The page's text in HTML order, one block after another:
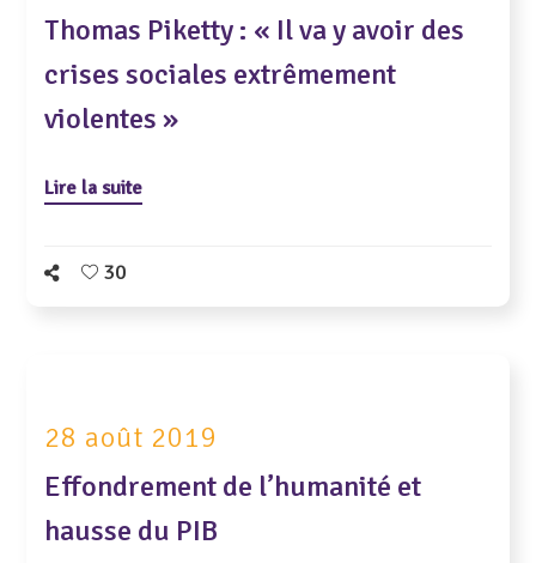
Thomas Piketty : « Il va y avoir des
crises sociales extrêmement
violentes »
Lire la suite
30
28 août 2019
Effondrement de l’humanité et
hausse du PIB